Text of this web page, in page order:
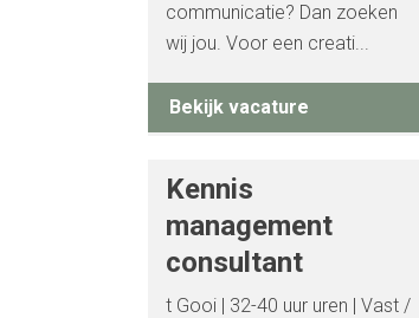
communicatie? Dan zoeken
wij jou. Voor een creati...
Bekijk vacature
Kennis
management
consultant
t Gooi 32-40 uur uren
Vast /